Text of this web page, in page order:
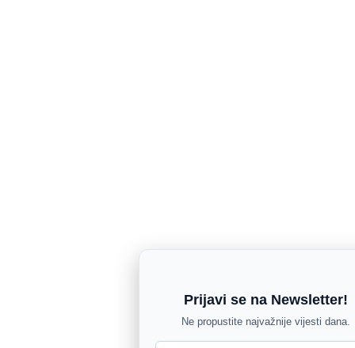
Prijavi se na Newsletter!
Ne propustite najvažnije vijesti dana.